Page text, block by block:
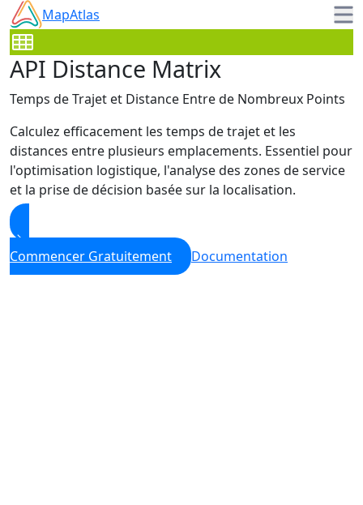
Skip to main content
MapAtlas
API Distance Matrix
Temps de Trajet et Distance Entre de Nombreux Points
Calculez efficacement les temps de trajet et les
distances entre plusieurs emplacements. Essentiel pour
l'optimisation logistique, l'analyse des zones de service
et la prise de décision basée sur la localisation.
Commencer Gratuitement Documentation